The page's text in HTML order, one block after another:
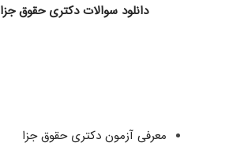
دانلود سوالات دکتری حقوق جزا ۹۲ – ۹۳
معرفی آزمون دکتری حقوق جزا